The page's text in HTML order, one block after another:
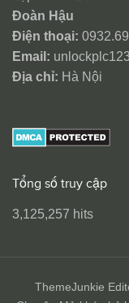
Đoàn Hậu
Điện thoại:
Email:
Địa chỉ: Hà Nội
Tổng số truy cập
3,125,257 hits
ThemeJunkie